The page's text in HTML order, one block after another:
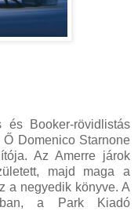
és Booker-rövidlistás
Domenico Starnone
Az Amerre járok
majd maga a
a negyedik könyve. A
a Park Kiadó